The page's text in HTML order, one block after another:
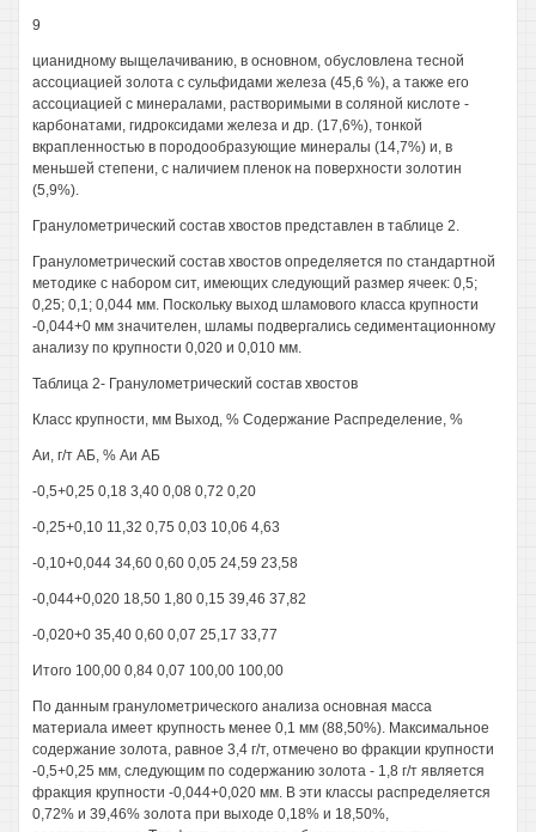
9
цианидному выщелачиванию, в основном, обусловлена тесной
ассоциацией золота с сульфидами железа (45,6 %), а также его
ассоциацией с минералами, растворимыми в соляной кислоте -
карбонатами, гидроксидами железа и др. (17,6%), тонкой
вкрапленностью в породообразующие минералы (14,7%) и, в
меньшей степени, с наличием пленок на поверхности золотин
(5,9%).
Гранулометрический состав хвостов представлен в таблице 2.
Гранулометрический состав хвостов определяется по стандартной
методике с набором сит, имеющих следующий размер ячеек: 0,5;
0,25; 0,1; 0,044 мм. Поскольку выход шламового класса крупности
-0,044+0 мм значителен, шламы подвергались седиментационному
анализу по крупности 0,020 и 0,010 мм.
Таблица 2- Гранулометрический состав хвостов
Класс крупности, мм Выход, % Содержание Распределение, %
Аи, г/т АБ, % Аи АБ
-0,5+0,25 0,18 3,40 0,08 0,72 0,20
-0,25+0,10 11,32 0,75 0,03 10,06 4,63
-0,10+0,044 34,60 0,60 0,05 24,59 23,58
-0,044+0,020 18,50 1,80 0,15 39,46 37,82
-0,020+0 35,40 0,60 0,07 25,17 33,77
Итого 100,00 0,84 0,07 100,00 100,00
По данным гранулометрического анализа основная масса
материала имеет крупность менее 0,1 мм (88,50%). Максимальное
содержание золота, равное 3,4 г/т, отмечено во фракции крупности
-0,5+0,25 мм, следующим по содержанию золота - 1,8 г/т является
фракция крупности -0,044+0,020 мм. В эти классы распределяется
0,72% и 39,46% золота при выходе 0,18% и 18,50%,